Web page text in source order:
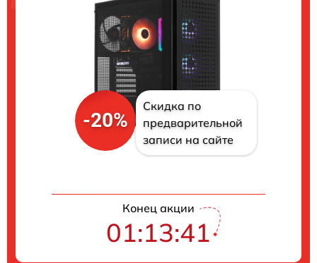
-20%
Скидка по
предварительной
записи на сайте
Конец акции
01:13:40